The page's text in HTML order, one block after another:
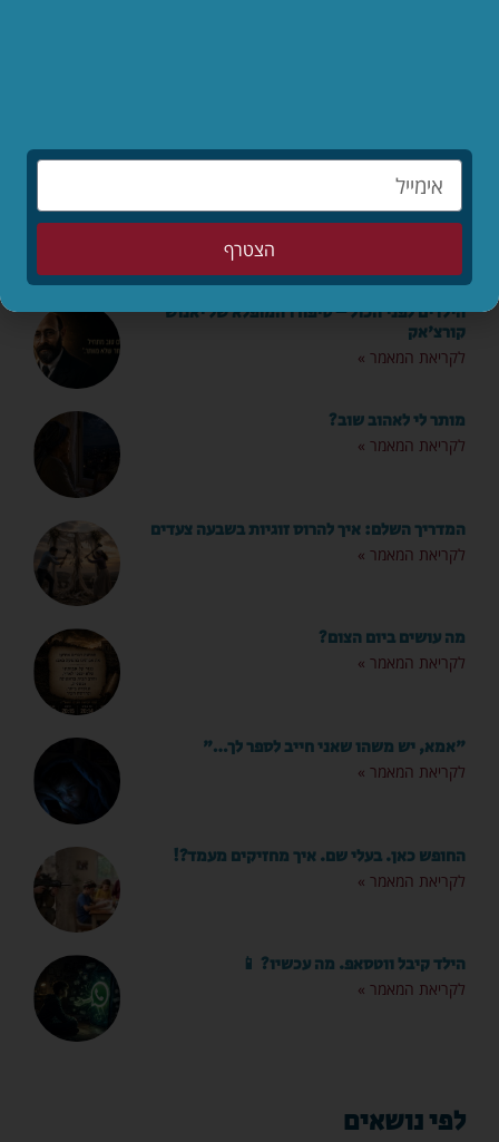
מאמרים אחרונים
הילדים לפני הכול – סיפורו המופלא של יאנוש
קורצ'אק
לקריאת המאמר »
מותר לי לאהוב שוב?
לקריאת המאמר »
המדריך השלם: איך להרוס זוגיות בשבעה צעדים
לקריאת המאמר »
מה עושים ביום הצום?
לקריאת המאמר »
"אמא, יש משהו שאני חייב לספר לך…"
לקריאת המאמר »
החופש כאן. בעלי שם. איך מחזיקים מעמד?!
לקריאת המאמר »
הילד קיבל ווטסאפ. מה עכשיו? 📱
לקריאת המאמר »
לפי נושאים
הצטרף